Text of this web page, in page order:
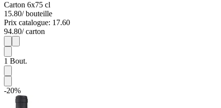
Carton 6x75 cl
15.80/ bouteille
Prix catalogue: 17.60
94.80/ carton
1
1 Bout.
-20%